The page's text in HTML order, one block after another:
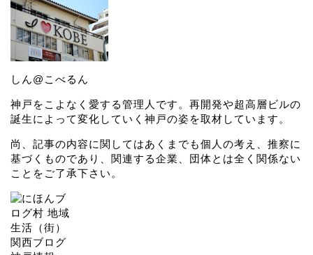
しん@こべるん
神戸をこよなく愛する管理人です。再開発や超高層ビルの
誕生によって変化していく神戸の姿を取材しています。
尚、記事の内容に関してはあくまでも個人の考え、推察に
基づくものであり、関連する企業、団体とは全く関係ない
ことをご了承下さい。